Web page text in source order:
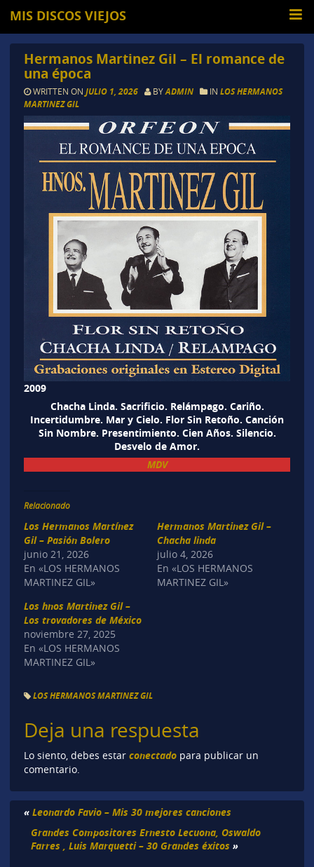
MIS DISCOS VIEJOS
Hermanos Martinez Gil – El romance de
una época
WRITTEN ON JULIO 1, 2026 BYADMIN IN LOS HERMANOS
MARTINEZ GIL
2009
Chacha Linda. Sacrificio. Relámpago. Cariño.
Incertidumbre. Mar y Cielo. Flor Sin Retoño. Canción
Sin Nombre. Presentimiento. Cien Años. Silencio.
Desvelo de Amor.
MDV
Relacionado
Los Hermanos Martínez
Gil – Pasión Bolero
junio 21, 2026
En «LOS HERMANOS
MARTINEZ GIL»
Hermanos Martinez Gil –
Chacha linda
julio 4, 2026
En «LOS HERMANOS
MARTINEZ GIL»
Los hnos Martinez Gil –
Los trovadores de México
noviembre 27, 2025
En «LOS HERMANOS
MARTINEZ GIL»
LOS HERMANOS MARTINEZ GIL
Deja una respuesta
Lo siento, debes estar conectadopara publicar un
comentario.
« Leonardo Favio – Mis 30 mejores canciones
Grandes Compositores Ernesto Lecuona, Oswaldo
Farres , Luis Marquetti – 30 Grandes éxitos »